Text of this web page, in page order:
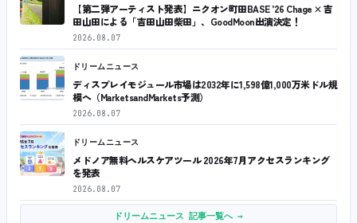
【第二弾アーティスト発表】ニクオン町田BASE ’26 Chage × 吉
田山田による「吉田山田柴田」、GoodMoon出演決定！
2026.08.07
ドリームニュース
ディスプレイモジュール市場は2032年に1,598億1,000万米ドル規
模へ（MarketsandMarkets予測）
2026.08.07
ドリームニュース
メドノア無料ヘルスケアツール 2026年7月アクセスランキング
を発表
2026.08.07
ドリームニュース 記事一覧へ →